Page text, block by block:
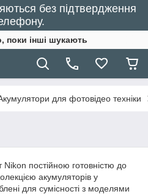
без підтвердження
інші шукають
для фотовідео техніки
постійною готовністю до
акумуляторів у
для сумісності з моделями